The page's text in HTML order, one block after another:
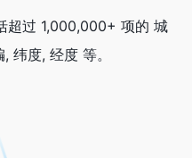
超过 1,000,000+ 项的 城
纬度, 经度 等。